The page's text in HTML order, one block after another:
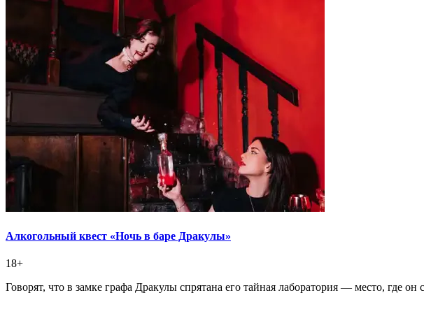
Алкогольный квест «Ночь в баре Дракулы»
18+
Говорят, что в замке графа Дракулы спрятана его тайная лаборатория — место, где